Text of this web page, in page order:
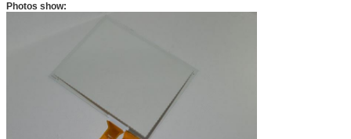
Photos show: